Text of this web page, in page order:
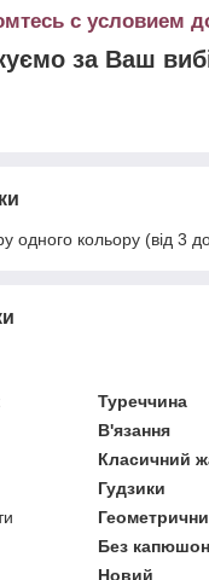
с условием
за Ваш
одного кольору (від 3
Туреччина
В'язання
Класичний
Гудзики
Без
Новий